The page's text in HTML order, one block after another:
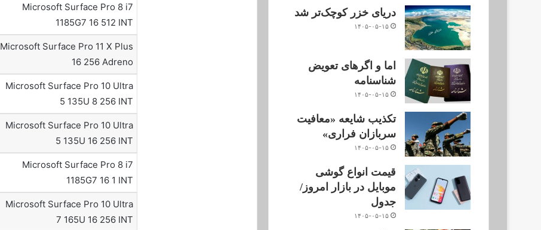
Microsoft Surface Pro 8 i7
1185G7 16 512 INT
Microsoft Surface Pro 11 X Plus
16 256 Adreno
Microsoft Surface Pro 10 Ultra
5 135U 8 256 INT
Microsoft Surface Pro 10 Ultra
5 135U 16 256 INT
Microsoft Surface Pro 8 i7
1185G7 16 1 INT
Microsoft Surface Pro 10 Ultra
7 165U 16 256 INT
دریای خزر کوچک‌تر شد
۱۴۰۵-۰۵-۱۵
اما و اگرهای تعویض
شناسنامه
۱۴۰۵-۰۵-۱۵
تکذیب شایعه «معافیت
سربازان فراری»
۱۴۰۵-۰۵-۱۵
قیمت انواع گوشی
موبایل در بازار امروز/
جدول
۱۴۰۵-۰۵-۱۵